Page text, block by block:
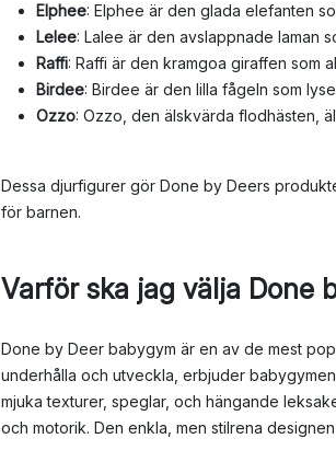
Elphee: Elphee är den glada elefanten
Lelee: Lalee är den avslappnade laman
Raffi: Raffi är den kramgoa giraffen som
Birdee: Birdee är den lilla fågeln som
Ozzo: Ozzo, den älskvärda flodhästen,
Dessa djurfigurer gör Done by Deers
för barnen.
Varför ska jag välja Done
Done by Deer babygym är en av de mest
underhålla och utveckla, erbjuder
mjuka texturer, speglar, och hängande
och motorik. Den enkla, men stilrena